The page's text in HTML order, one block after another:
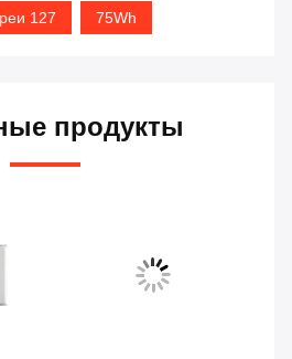
127 75Wh
продукты